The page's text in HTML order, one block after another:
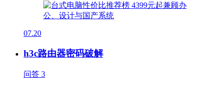
07.20
h3c路由器密码破解
问答 3